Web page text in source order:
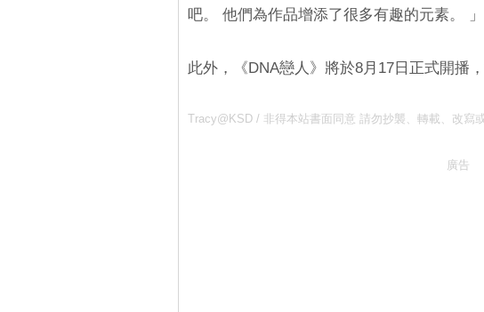
吧。 他們為作品增添了很多有趣的元素。 」
此外，《DNA戀人》將於8月17日正式開播
Tracy@KSD / 非得本站書面同意 請勿抄襲、轉載、改寫
廣告